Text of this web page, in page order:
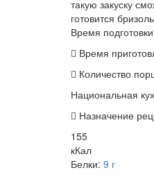
такую закуску
готовится
Время
Время
Количество
Национальная
Назначение
155
кКал
Белки: 9 г